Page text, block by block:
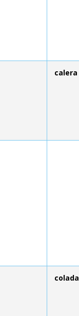
calera
colada